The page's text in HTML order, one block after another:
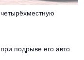
подрыве его авто